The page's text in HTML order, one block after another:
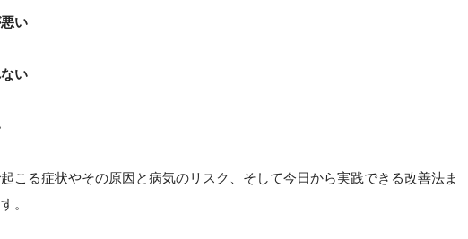
い
い
こる症状やその原因と病気のリスク、そして今日から実践できる改善法ま
。